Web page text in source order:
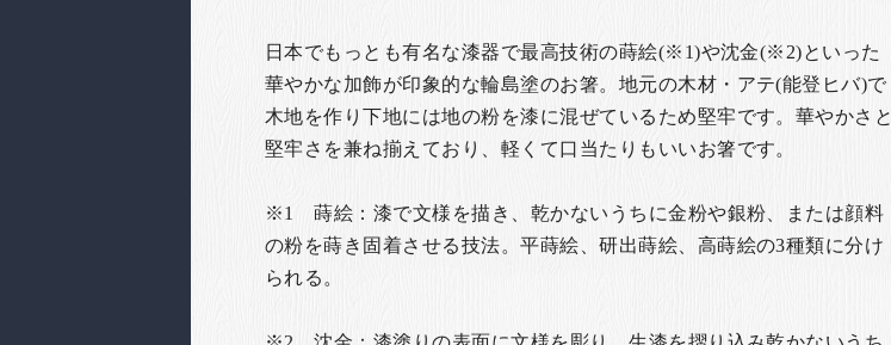
日本でもっとも有名な漆器で最高技術の蒔絵(※1)や沈金(※2)といった
華やかな加飾が印象的な輪島塗のお箸。地元の木材・アテ(能登ヒバ)で
木地を作り下地には地の粉を漆に混ぜているため堅牢です。華やかさと
堅牢さを兼ね揃えており、軽くて口当たりもいいお箸です。
※1 蒔絵：漆で文様を描き、乾かないうちに金粉や銀粉、または顔料
の粉を蒔き固着させる技法。平蒔絵、研出蒔絵、高蒔絵の3種類に分け
られる。